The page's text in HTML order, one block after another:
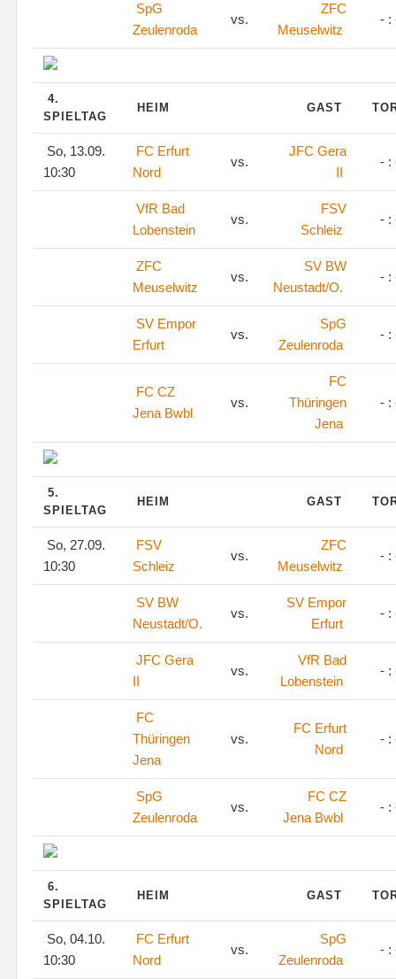
SpG
Zeulenroda
vs.
ZFC
Meuselwitz
- :
4.
SPIELTAG
HEIM GAST
So, 13.09.
10:30
FC Erfurt
Nord
vs.
JFC Gera
II
- :
VfR Bad
Lobenstein
vs.
FSV
Schleiz
- :
ZFC
Meuselwitz
vs.
SV BW
Neustadt/O.
- :
SV Empor
Erfurt
vs.
SpG
Zeulenroda
- :
FC CZ
Jena Bwbl
vs.
FC
Thüringen
Jena
- :
5.
SPIELTAG
HEIM GAST
So, 27.09.
10:30
FSV
Schleiz
vs.
ZFC
Meuselwitz
- :
SV BW
Neustadt/O.
vs.
SV Empor
Erfurt
- :
JFC Gera
II
vs.
VfR Bad
Lobenstein
- :
FC
Thüringen
Jena
vs.
FC Erfurt
Nord
- :
SpG
Zeulenroda
vs.
FC CZ
Jena Bwbl
- :
6.
SPIELTAG
HEIM GAST
So, 04.10.
10:30
FC Erfurt
Nord
vs.
SpG
Zeulenroda
- :